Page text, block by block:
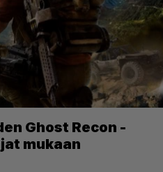
Ghost Recon -
mukaan